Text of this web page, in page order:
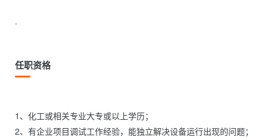
.
任职资格
1、化工或相关专业大专或以上学历；
2、有企业项目调试工作经验，能独立解决设备运行出现的问题；